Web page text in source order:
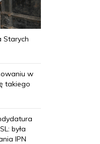
Starych
w
takiego
była
IPN